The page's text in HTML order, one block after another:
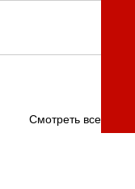
Смотреть все